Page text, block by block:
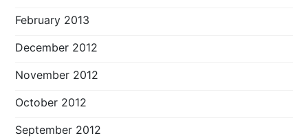
February 2013
December 2012
November 2012
October 2012
September 2012